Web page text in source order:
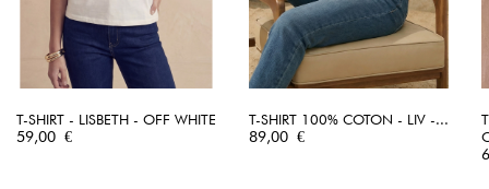
T-SHIRT - LISBETH - OFF WHITE
Prix
59,00 €
T-SHIRT 100% COTON - LIV -...
Prix
89,00 €